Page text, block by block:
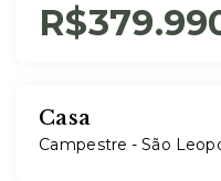
Casa
Campestre - São